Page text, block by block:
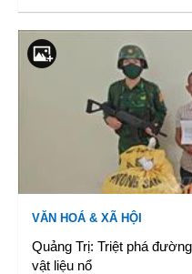
VĂN HOÁ & XÃ HỘI
Quảng Trị: Triệt phá
vật liệu nổ